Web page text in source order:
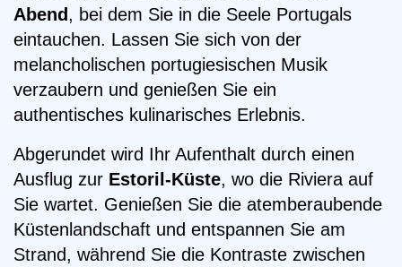
Abend, bei dem Sie in die Seele Portugals
eintauchen. Lassen Sie sich von der
melancholischen portugiesischen Musik
verzaubern und genießen Sie ein
authentisches kulinarisches Erlebnis.
Abgerundet wird Ihr Aufenthalt durch einen
Ausflug zur Estoril-Küste, wo die Riviera auf
Sie wartet. Genießen Sie die atemberaubende
Küstenlandschaft und entspannen Sie am
Strand, während Sie die Kontraste zwischen